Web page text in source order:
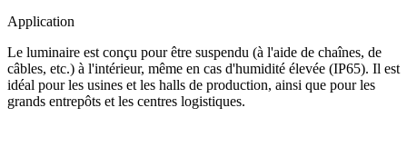
Application
Le luminaire est conçu pour être suspendu (à l'aide de chaînes, de
câbles, etc.) à l'intérieur, même en cas d'humidité élevée (IP65). Il est
idéal pour les usines et les halls de production, ainsi que pour les
grands entrepôts et les centres logistiques.